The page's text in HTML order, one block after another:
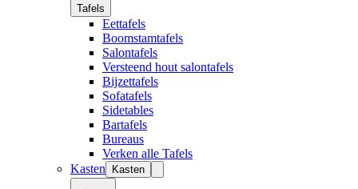
Tafels
Eettafels
Boomstamtafels
Salontafels
Versteend hout salontafels
Bijzettafels
Sofatafels
Sidetables
Bartafels
Bureaus
Verken alle Tafels
Kasten
Kasten